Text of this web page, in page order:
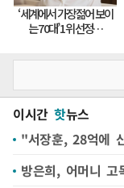
이시간 핫뉴스
"서장훈, 28억에
방은희, 어머니